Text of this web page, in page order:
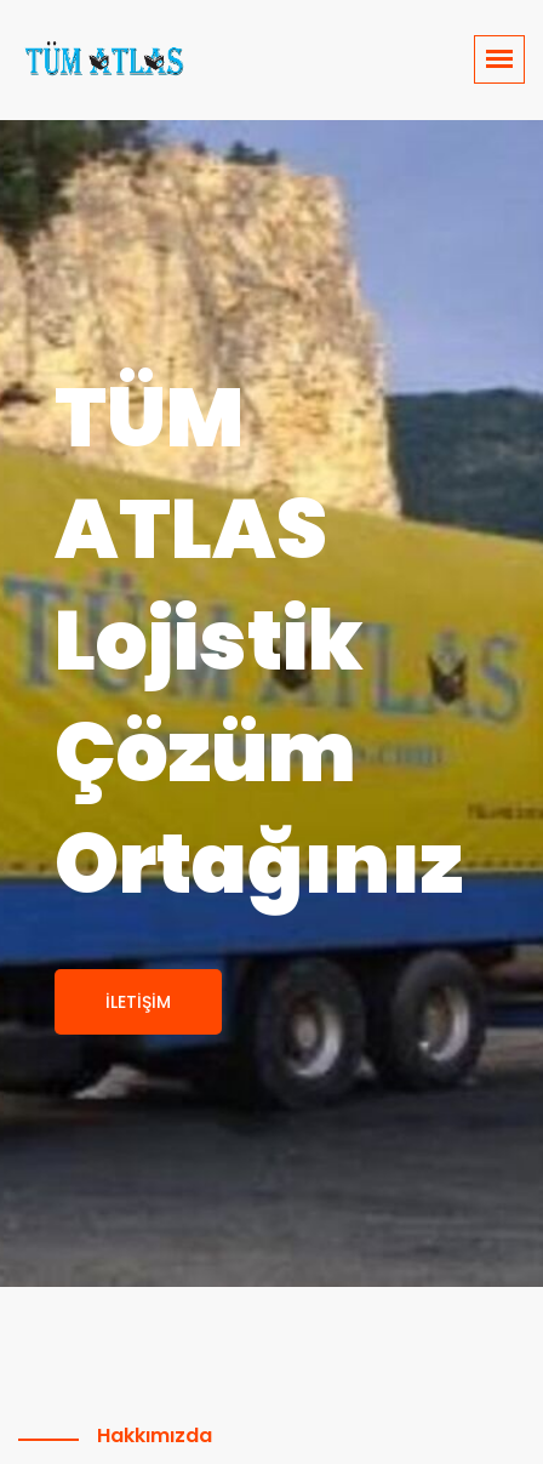
TÜM
ATLAS
Lojistik
Çözüm
Ortağınız
İLETIŞIM
Hakkımızda